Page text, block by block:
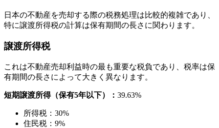
日本の不動産を売却する際の税務処理は比較的複雑であり、
特に譲渡所得税の計算は保有期間の長さに関わります。
譲渡所得税
これは不動産売却利益時の最も重要な税負であり、税率は保
有期間の長さによって大きく異なります。
短期譲渡所得（保有5年以下）： 39.63%
所得税：30%
住民税：9%